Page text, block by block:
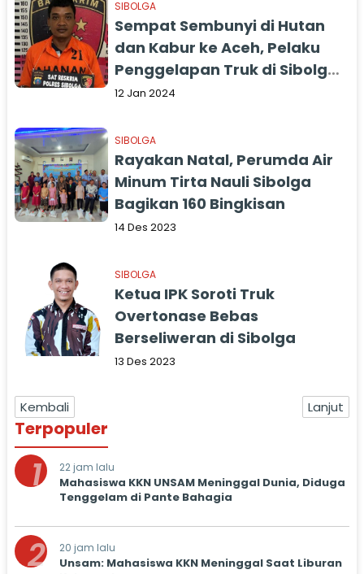
SIBOLGA
Sempat Sembunyi di Hutan
dan Kabur ke Aceh, Pelaku
Penggelapan Truk di Sibolga
Diringkus Polisi
12 Jan 2024
SIBOLGA
Rayakan Natal, Perumda Air
Minum Tirta Nauli Sibolga
Bagikan 160 Bingkisan
14 Des 2023
SIBOLGA
Ketua IPK Soroti Truk
Overtonase Bebas
Berseliweran di Sibolga
13 Des 2023
Kembali Lanjut
Terpopuler
1 22 jam lalu
Mahasiswa KKN UNSAM Meninggal Dunia, Diduga
Tenggelam di Pante Bahagia
2 20 jam lalu
Unsam: Mahasiswa KKN Meninggal Saat Liburan